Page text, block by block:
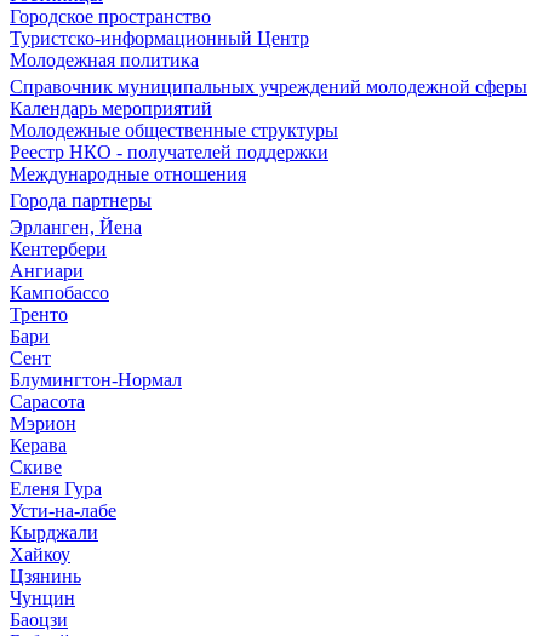
Городское пространство
Туристско-информационный Центр
Молодежная политика
Справочник муниципальных учреждений молодежной сферы
Календарь мероприятий
Молодежные общественные структуры
Реестр НКО - получателей поддержки
Международные отношения
Города партнеры
Эрланген, Йена
Кентербери
Ангиари
Кампобассо
Тренто
Бари
Сент
Блумингтон-Нормал
Сарасота
Мэрион
Керава
Скиве
Еленя Гура
Усти-на-лабе
Кырджали
Хайкоу
Цзянинь
Чунцин
Баоцзи